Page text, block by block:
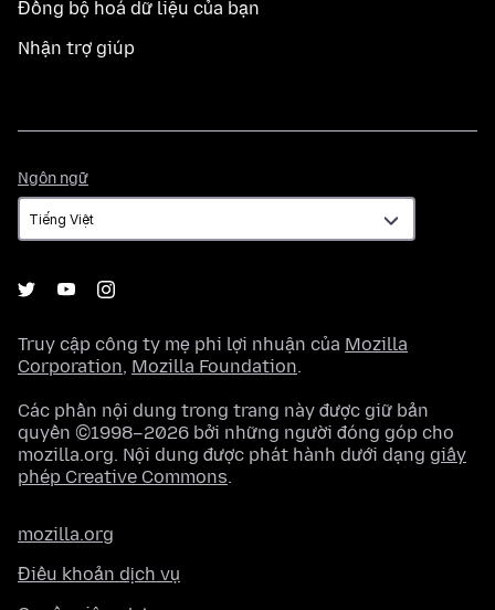
Đồng bộ hoá dữ liệu của bạn
Nhận trợ giúp
Ngôn ngữ
ngữ
Truy cập công ty mẹ phi lợi nhuận của Mozilla
Corporation, Mozilla Foundation.
Các phần nội dung trong trang này được giữ bản
quyền ©1998–2026 bởi những người đóng góp cho
mozilla.org. Nội dung được phát hành dưới dạng giấy
phép Creative Commons.
mozilla.org
Điều khoản dịch vụ